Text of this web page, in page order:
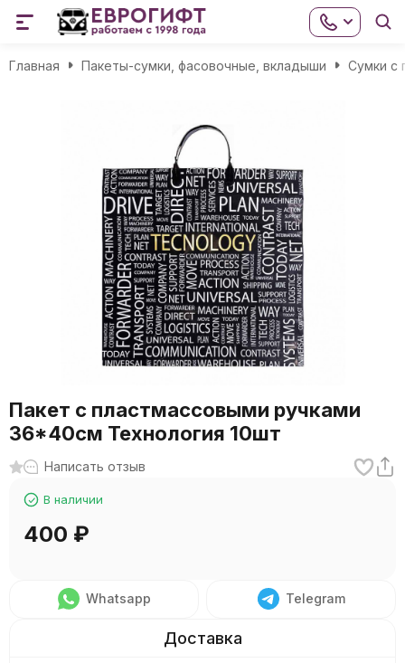
Главная Пакеты-сумки, фасовочные, вкладыши Сумки с
Пакет с пластмассовыми ручками
36*40см Технология 10шт
Написать отзыв
В наличии
400 ₽
Whatsapp Telegram